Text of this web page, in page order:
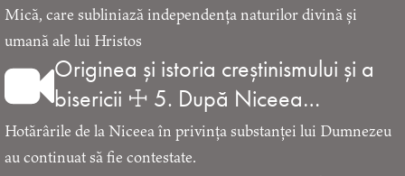
Mică, care subliniază independența naturilor divină și
umană ale lui Hristos
Originea și istoria creștinismului și a
bisericii ☩ 5. După Niceea…
Hotărârile de la Niceea în privința substanței lui Dumnezeu
au continuat să fie contestate.